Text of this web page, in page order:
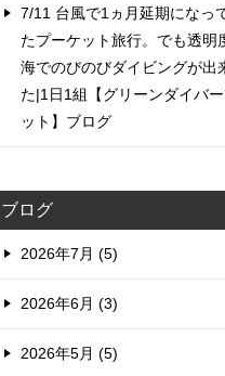
7/11 台風で1ヵ月延期になっ
たプーケット旅行。でも透明
海でのびのびダイビングが出
た|1日1組【グリーンダイバ
ット】ブログ
ブログ
2026年7月 (5)
2026年6月 (3)
2026年5月 (5)